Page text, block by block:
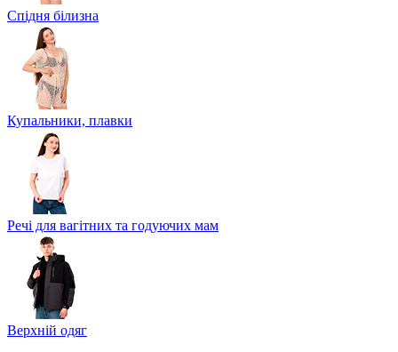
Спідня білизна
Купальники, плавки
Речі для вагітних та годуючих мам
Верхній одяг